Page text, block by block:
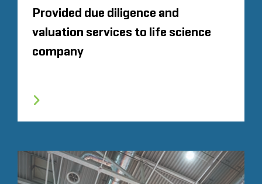
Provided due diligence and
valuation services to life science
company